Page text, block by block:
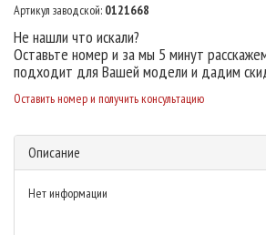
Артикул заводской: 0121668
Не нашли что искали?
Оставьте номер и за мы 5 минут
подходит для Вашей модели и дадим
Оставить номер и получить консультацию
Описание
Нет информации